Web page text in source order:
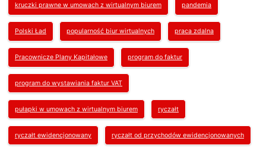
kruczki prawne w umowach z wirtualnym biurem pandemia
Polski Ład popularność biur wirtualnych praca zdalna
Pracownicze Plany Kapitałowe program do faktur
program do wystawiania faktur VAT
pułapki w umowach z wirtualnym biurem ryczałt
ryczałt ewidencjonowany ryczałt od przychodów ewidencjonowanych